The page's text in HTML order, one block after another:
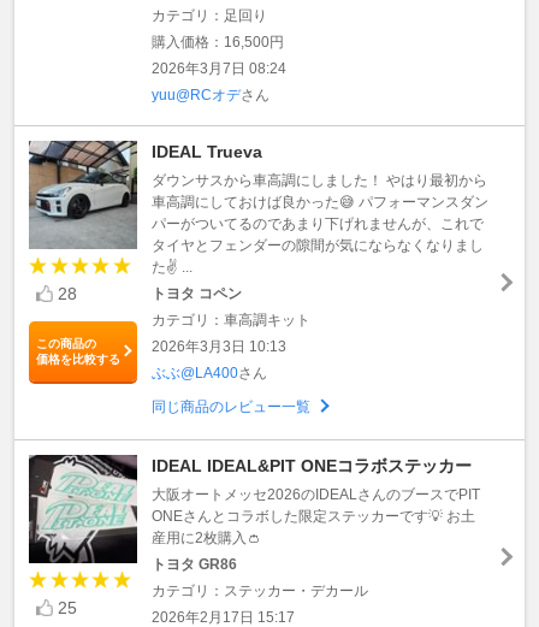
カテゴリ：足回り
購入価格：16,500円
2026年3月7日 08:24
yuu@RCオデさん
28
この商品の
価格を比較する
IDEAL Trueva
ダウンサスから車高調にしました！ やはり最初から
車高調にしておけば良かった😅 パフォーマンスダン
パーがついてるのであまり下げれませんが、これで
タイヤとフェンダーの隙間が気にならなくなりまし
た✌ ...
トヨタ コペン
カテゴリ：車高調キット
2026年3月3日 10:13
ぶぶ@LA400さん
同じ商品のレビュー一覧
25
IDEAL IDEAL&PIT ONEコラボステッカー
大阪オートメッセ2026のIDEALさんのブースでPIT
ONEさんとコラボした限定ステッカーです💡 お土
産用に2枚購入👛
トヨタ GR86
カテゴリ：ステッカー・デカール
2026年2月17日 15:17